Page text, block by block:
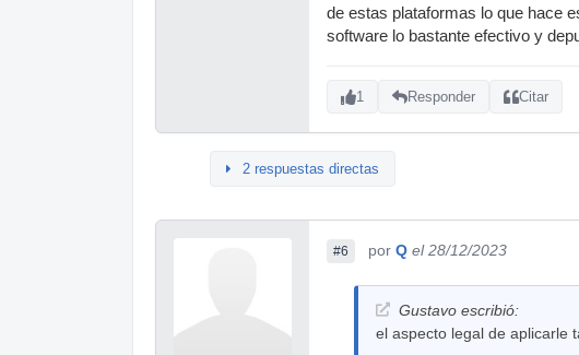
de estas plataformas lo que hace
software lo bastante efectivo y
1 Responder Citar
2 respuestas directas
#6 por Q el 28/12/2023
Gustavo escribió:
el aspecto legal de aplicarle